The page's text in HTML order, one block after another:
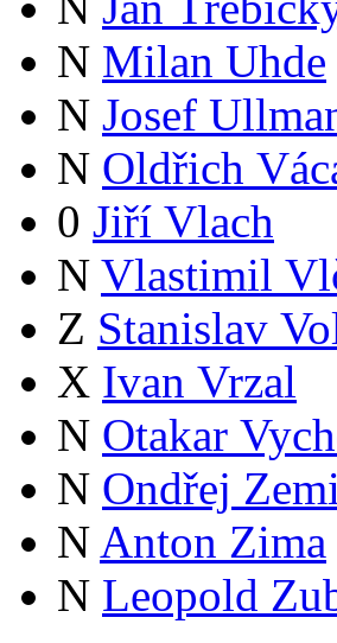
N Milan Uhde
N Josef
N Oldřich
0 Jiří Vlach
N Vlastimil
Z Stanislav
X Ivan Vrzal
N Otakar
N Ondřej
N Anton Zima
N Leopold